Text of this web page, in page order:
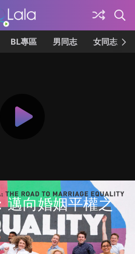
BL專區 男同志 女同志
邁向婚姻平權之